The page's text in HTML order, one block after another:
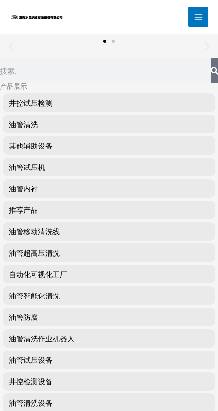
产品展示
井控试压检测
油管清洗
其他辅助设备
油管试压机
油管内衬
推荐产品
油管移动清洗线
油管超高压清洗
自动化可视化工厂
油管智能化清洗
油管防腐
油管清洗作业机器人
油管试压设备
井控检测设备
油管清洗设备